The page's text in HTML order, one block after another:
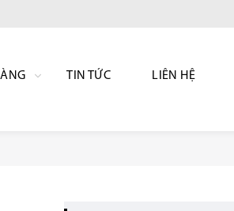
TIN TỨC LIÊN HỆ